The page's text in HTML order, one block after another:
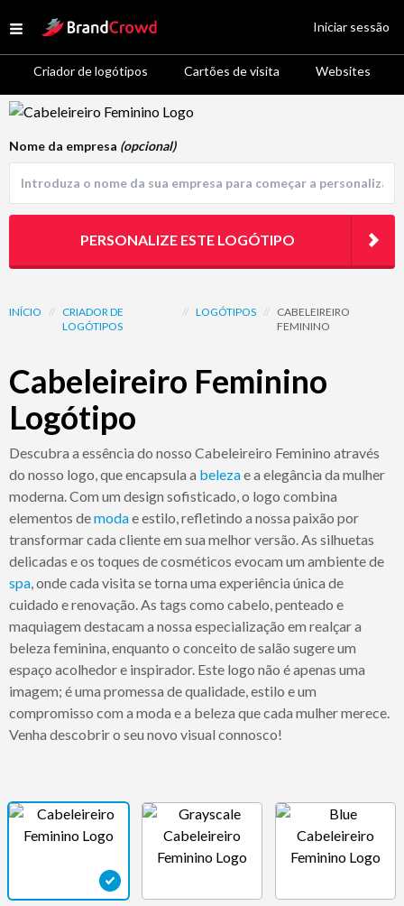
Open menu
Site Logo
Criador de logótipos Cartões de visita Websites
Iniciar sessão
Logo Template Preview
INÍCIO // CRIADOR DE
LOGÓTIPOS
// LOGÓTIPOS //
CABELEIREIRO
FEMININO
Cabeleireiro Feminino
Logótipo
Descubra a essência do nosso Cabeleireiro Feminino através
do nosso logo, que encapsula a belezae a elegância da mulher
moderna. Com um design sofisticado, o logo combina
elementos demodae estilo, refletindo a nossa paixão por
transformar cada cliente em sua melhor versão. As silhuetas
delicadas e os toques de cosméticos evocam um ambiente de
spa, onde cada visita se torna uma experiência única de
cuidado e renovação. As tags como cabelo, penteado e
maquiagem destacam a nossa especialização em realçar a
beleza feminina, enquanto o conceito de salão sugere um
espaço acolhedor e inspirador. Este logo não é apenas uma
imagem; é uma promessa de qualidade, estilo e um
compromisso com a moda e a beleza que cada mulher merece.
Venha descobrir o seu novo visual connosco!
Nome da empresa (opcional)
PERSONALIZE ESTE LOGÓTIPO